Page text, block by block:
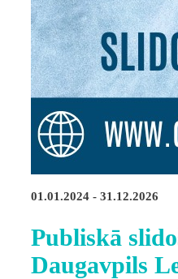
01.01.2024 - 31.12.2026
Publiskā
Daugavpils